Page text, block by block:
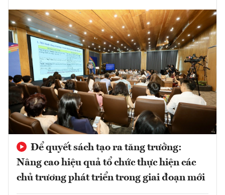
Để quyết sách tạo ra tăng trưởng:
Nâng cao hiệu quả tổ chức thực hiện các
chủ trương phát triển trong giai đoạn mới